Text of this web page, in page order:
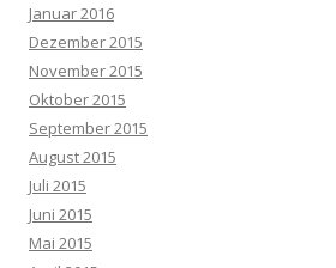
Januar 2016
Dezember 2015
November 2015
Oktober 2015
September 2015
August 2015
Juli 2015
Juni 2015
Mai 2015